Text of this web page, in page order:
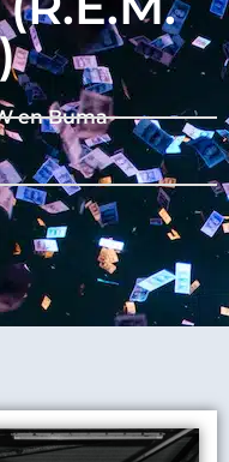
en Buma